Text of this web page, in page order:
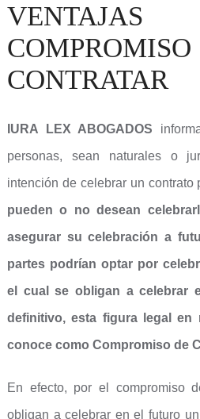
CONTRATAR
IURA LEX ABOGADOS
personas, sean naturales o
intención de celebrar un contrato
pueden o no desean
asegurar su celebración a
partes podrían optar por
el cual se obligan a celebrar
definitivo, esta figura legal en
conoce como Compromiso de
En efecto, por el compromiso
obligan a celebrar en el futuro